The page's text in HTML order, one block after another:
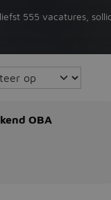
555 vacatures,
OBA